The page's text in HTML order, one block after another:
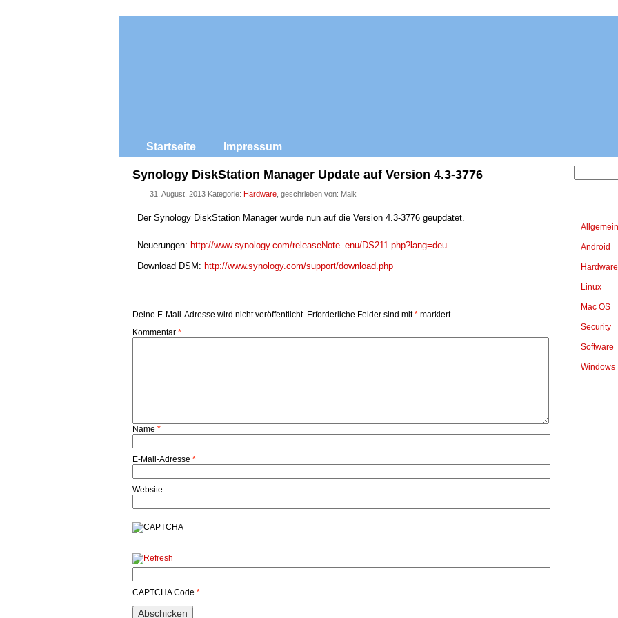
Startseite Impressum
Allgemein
Android
Hardware
Linux
Mac OS
Security
Software
Windows
Synology DiskStation Manager Update auf Version 4.3-3776
31. August, 2013 Kategorie: Hardware , geschrieben von: Maik
Der Synology DiskStation Manager wurde nun auf die Version 4.3-3776 geupdatet.
Neuerungen: http://www.synology.com/releaseNote_enu/DS211.php?lang=deu
Download DSM: http://www.synology.com/support/download.php
Deine E-Mail-Adresse wird nicht veröffentlicht. Erforderliche Felder sind mit* markiert
Kommentar *
Name *
E-Mail-Adresse *
Website
CAPTCHA Code *